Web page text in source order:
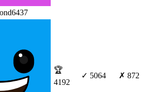
🏆
4192
✓ 5064 ✗ 872